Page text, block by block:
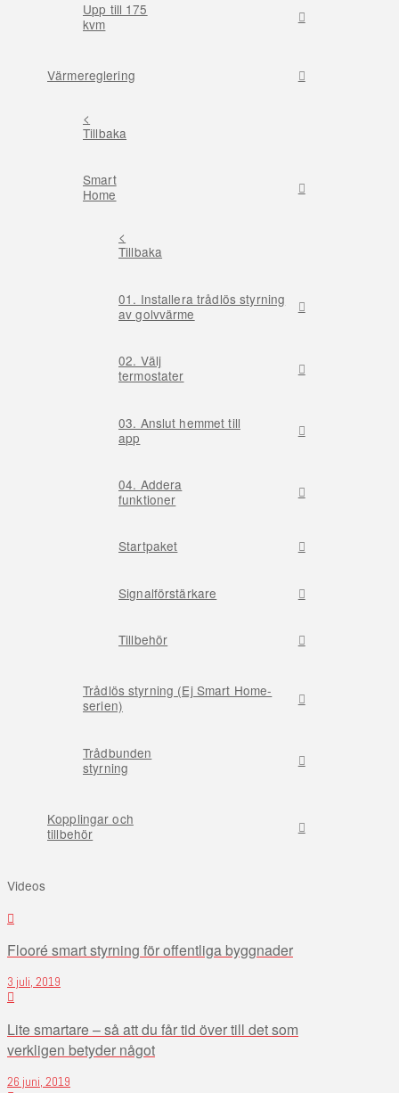
Upp till 175
kvm
Värmereglering
<
Tillbaka
Smart
Home
<
Tillbaka
01. Installera trådlös styrning
av golvvärme
02. Välj
termostater
03. Anslut hemmet till
app
04. Addera
funktioner
Startpaket
Signalförstärkare
Tillbehör
Trådlös styrning (Ej Smart Home-
serien)
Trådbunden
styrning
Kopplingar och
tillbehör
Videos
Flooré smart styrning för offentliga byggnader
3 juli, 2019
Lite smartare – så att du får tid över till det som
verkligen betyder något
26 juni, 2019